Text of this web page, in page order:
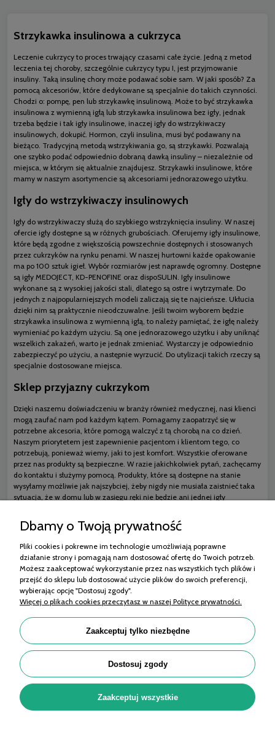
Strzykawka insulinowa a cukrzyca
Leczenie cukrzycy to proces trwający czasami całe życie. Jedną z metod
leczenia tej choroby, szczególnie cukrzycy typu I, jest przyjmowanie
insuliny. Taką insulinę chory może podawać sobie sam. W jaki sposób? Za
pomocą akcesoriów, które dedykowane są specjalnie do takich czynności.
Chodzi o: pompę, pen lub strzykawkę insulinową. Może to być strzykawka
insulinowa z wymienną igłą lub strzykawka insulinowa bez igły, jednak
trzeba będzie i tak igły insulinowe, inaczej igły do wstrzykiwaczy
insulinowych, dokupić. Hormon, czyli insulina, musi być podawany na
bieżąco. Tradycyjną metodą wstrzykiwania go, są strzykawki. Pozwalają
one szybko podać odpowiednio dobraną dawką insuliny – niezależnie od
miejsca, w którym się aktualnie znajdujesz. Strzykawki insulinowe, które
mamy w naszym asortymencie są akcesoriami jednorazowego użytku.
Igły do wstrzykiwaczy insulinowych
Igły do wstrzykiwaczy służą do szybkiego wstrzyknięcia insuliny. W naszej
ofercie igły dostępne są w różnych grubościach. Oferujemy igły insulinowe,
które będą zgodne z większością powszechnie dostępnych i stosowanych
przez cukrzyków na rynku penami. W naszej hurtowni każde opakowanie
ma po 100 sztuk igieł. Wybór rozmiarów jest naprawdę ogromny. Dostępne
są igły MEDOJECT, KD-PENOFINE oraz dispoSULIN. Igły insulinowe
wykonane są z wysokiej jakości stali, dlatego są ostre i wytrzymałe. Do
jednych z najpopularniejszych modeli zaliczają się te najcieńsze. Ukłucia
dzięki nim są praktycznie nieodczuwalne. Jeśli twoim wyborem będzie
strzykawka insulinowa z wymienną igłą, to należy pamiętać, że igłę należy
wymieniać po każdym użyciu. Są one jednorazowego użytku i aby uniknąć
wszelkich zakażeń, warto je jednak zmieniać. Wystarczy je odpowiednio
zabezpieczyć po użyciu, a następnie wyrzucić. Do utylizacji takich rzeczy są
specjalnie dostosowane miejsca.
Sklep przyjazny cukrzykom
Dzięki naszemu doświadczeniu w branży również medycznej, nasi klienci
mogą zaufać nam pod każdym kątem. Pomagamy zaopatrzyć się w
potrzebne akcesoria, które pomogą walczyć z tą chorobą na co dzień.
Naszym priorytetem jest zapewnienie pacjentom i klientom tego, co
potrzebują, ponieważ wiemy, jaki to jest komfort. Wszystkie oferowane
przez nas produkty są bezpieczne. W razie jakichkolwiek pytań, zachęcamy
do kontaktu i służymy pomocą. Produkty, które są dostępne na stanie
wysyłamy możliwie jak najszybciej, żeby nigdy nie musiała zaistnieć taka
sytuacja, że w domu lub w zasięgu ręki nie będzie ani jednej igły
Zakupy
Pomoc
Moje konto
Informacje
Porady
OMET MEDICAL Sp. z o.o. | ul. 11 Listopada 99/101, 95-070 Aleksandrów Łódzki |
KRS: 0001035811, NIP: 7322212964, REGON: 525290046
Dbamy o Twoją prywatność
Pliki cookies i pokrewne im technologie umożliwiają poprawne
działanie strony i pomagają nam dostosować ofertę do Twoich potrzeb.
Możesz zaakceptować wykorzystanie przez nas wszystkich tych plików i
przejść do sklepu lub dostosować użycie plików do swoich preferencji,
wybierając opcję "Dostosuj zgody".
Więcej o plikach cookies przeczytasz w naszej Polityce prywatności.
Zaakceptuj tylko niezbędne
Dostosuj zgody
Zaakceptuj wszystkie